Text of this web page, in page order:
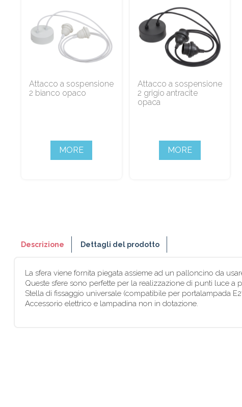
Attacco a sospensione
2 bianco opaco
MORE
Attacco a sospensione
2 grigio antracite
opaca
MORE
Descrizione Dettagli del prodotto
La sfera viene fornita piegata assieme ad un palloncino da
Queste sfere sono perfette per la realizzazione di punti luce a
Stella di fissaggio universale (compatibile per portalampada
Accessorio elettrico e lampadina non in dotazione.